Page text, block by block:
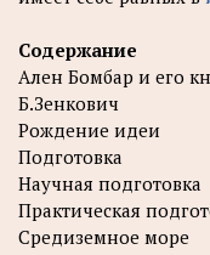
Содержание
Ален Бомбар и его
Б.Зенкович
Рождение идеи
Подготовка
Научная подготовка
Практическая
Средиземное море